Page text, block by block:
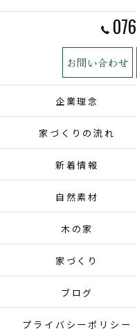
お問い合わせ
企業理念
家づくりの流れ
新着情報
自然素材
木の家
家づくり
ブログ
プライバシーポリシー